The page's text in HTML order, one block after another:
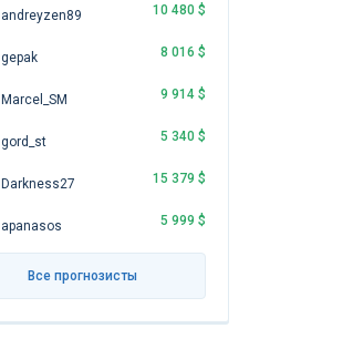
andreyzen89 10 480 $
gepak 8 016 $
Marcel_SM 9 914 $
gord_st 5 340 $
Darkness27 15 379 $
apanasos 5 999 $
Все прогнозисты